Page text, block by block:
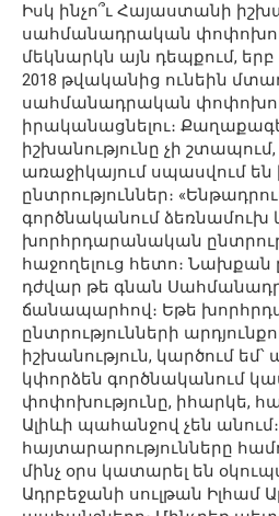
Իսկ ինչո՞ւ Հայաստանի
սահմանադրական
մեկնարկն այն դեպքում,
2018 թվականից ունեին
սահմանադրական
իրականացնելու։
իշխանությունը չի
առաջիկայում սպասվում
ընտրություններ։
գործնականում ձեռնամուխ
խորհրդարանական
հաջողելուց հետո։ Նախքան
դժվար թե գնան
ճանապարհով։ Եթե
ընտրությունների
իշխանություն, կարծում
կփորձեն գործնականում
փոփոխությունը, իհարկե,
Ալիևի պահանջով չեն
հայտարարությունները
մինչ օրս կատարել են
Ադրբեջանի սուլթան Իլհամ